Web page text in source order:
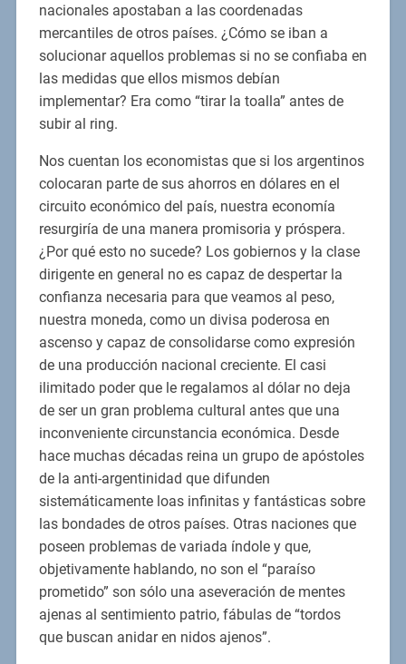
nacionales apostaban a las coordenadas
mercantiles de otros países. ¿Cómo se iban a
solucionar aquellos problemas si no se confiaba en
las medidas que ellos mismos debían
implementar? Era como “tirar la toalla” antes de
subir al ring.
Nos cuentan los economistas que si los argentinos
colocaran parte de sus ahorros en dólares en el
circuito económico del país, nuestra economía
resurgiría de una manera promisoria y próspera.
¿Por qué esto no sucede? Los gobiernos y la clase
dirigente en general no es capaz de despertar la
confianza necesaria para que veamos al peso,
nuestra moneda, como un divisa poderosa en
ascenso y capaz de consolidarse como expresión
de una producción nacional creciente. El casi
ilimitado poder que le regalamos al dólar no deja
de ser un gran problema cultural antes que una
inconveniente circunstancia económica. Desde
hace muchas décadas reina un grupo de apóstoles
de la anti-argentinidad que difunden
sistemáticamente loas infinitas y fantásticas sobre
las bondades de otros países. Otras naciones que
poseen problemas de variada índole y que,
objetivamente hablando, no son el “paraíso
prometido” son sólo una aseveración de mentes
ajenas al sentimiento patrio, fábulas de “tordos
que buscan anidar en nidos ajenos”.